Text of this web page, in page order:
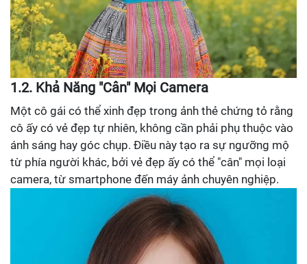
1.2. Khả Năng "Cân" Mọi Camera
Một cô gái có thể xinh đẹp trong ảnh thẻ chứng tỏ rằng
cô ấy có vẻ đẹp tự nhiên, không cần phải phụ thuộc vào
ánh sáng hay góc chụp. Điều này tạo ra sự ngưỡng mộ
từ phía người khác, bởi vẻ đẹp ấy có thể "cân" mọi loại
camera, từ smartphone đến máy ảnh chuyên nghiệp.